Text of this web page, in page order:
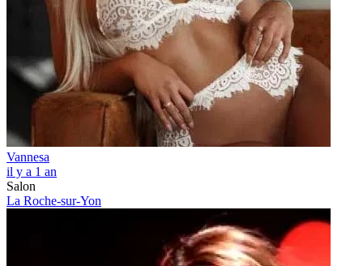
Vannesa
il y a 1 an
Salon
La Roche-sur-Yon